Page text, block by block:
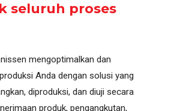
seluruh proses
mengoptimalkan dan
Anda dengan solusi yang
diproduksi, dan diuji secara
produk, pengangkutan,